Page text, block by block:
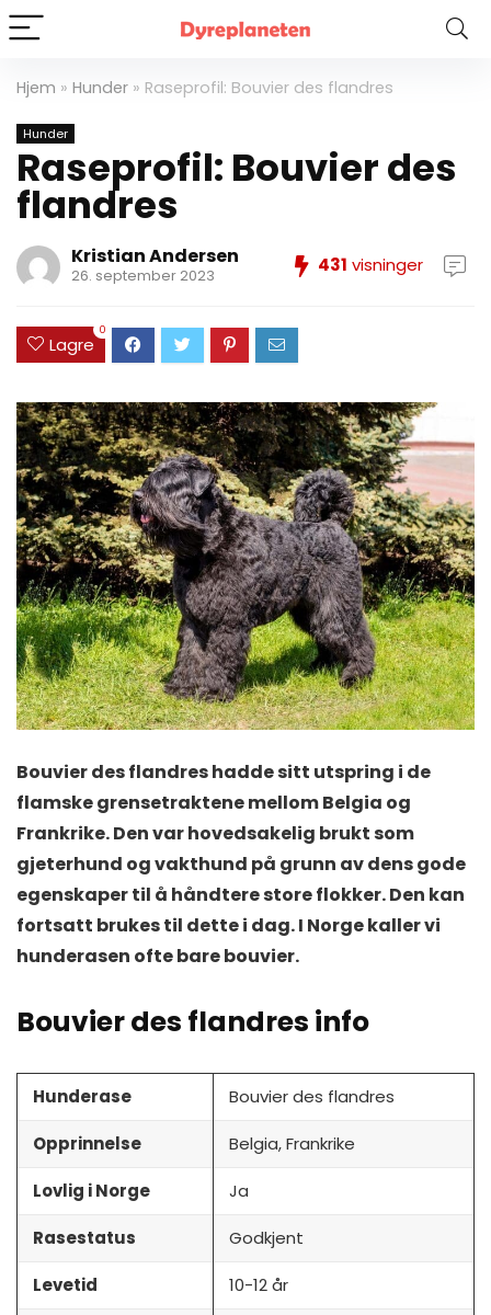
Hjem » Hunder » Raseprofil: Bouvier des flandres
Hunder
Raseprofil: Bouvier des
flandres
Kristian Andersen
26. september 2023 431 visninger
Lagre
0
Bouvier des flandres hadde sitt utspring i de
flamske grensetraktene mellom Belgia og
Frankrike. Den var hovedsakelig brukt som
gjeterhund og vakthund på grunn av dens gode
egenskaper til å håndtere store flokker. Den kan
fortsatt brukes til dette i dag. I Norge kaller vi
hunderasen ofte bare bouvier.
Bouvier des flandres info
Hunderase Bouvier des flandres
Opprinnelse Belgia, Frankrike
Lovlig i Norge Ja
Rasestatus Godkjent
Levetid 10-12 år